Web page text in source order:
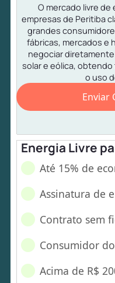
O mercado livre
empresas de Peritiba
grandes
fábricas, mercados e
negociar
solar e eólica,
o uso
Enviar
Energia Livre
Até 15% de
Assinatura de
Contrato sem
Consumidor
Acima de R$